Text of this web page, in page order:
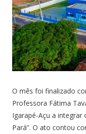
O mês foi finalizado
Professora Fátima
Igarapé-Açu a integrar
Pará”. O ato contou